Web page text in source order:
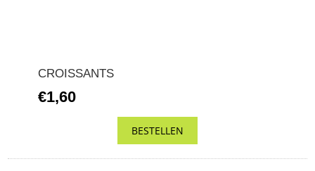
CROISSANTS
€1,60